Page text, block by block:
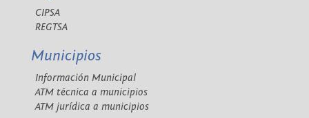
CIPSA
REGTSA
Municipios
Información Municipal
ATM técnica a municipios
ATM jurídica a municipios